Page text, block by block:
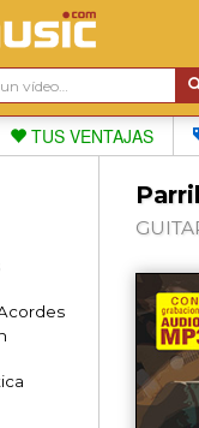
TUS VENTAJAS